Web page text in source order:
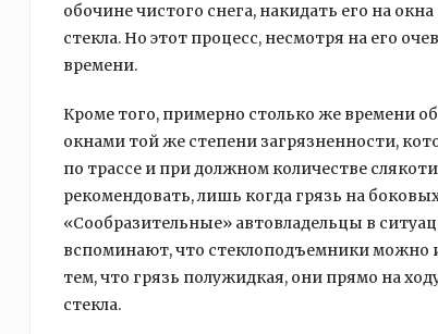
обочине чистого снега, накидать его на
стекла. Но этот процесс, несмотря на его
времени.
Кроме того, примерно столько же времени
окнами той же степени загрязненности,
по трассе и при должном количестве
рекомендовать, лишь когда грязь на
«Сообразительные» автовладельцы в
вспоминают, что стеклоподъемники можно
тем, что грязь полужидкая, они прямо на
стекла.